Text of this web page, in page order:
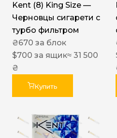
Kent (8) King Size —
Черновцы сигарети с
турбо фильтром
₴670 за блок
$700 за ящик≈ 31 500
₴
Купить